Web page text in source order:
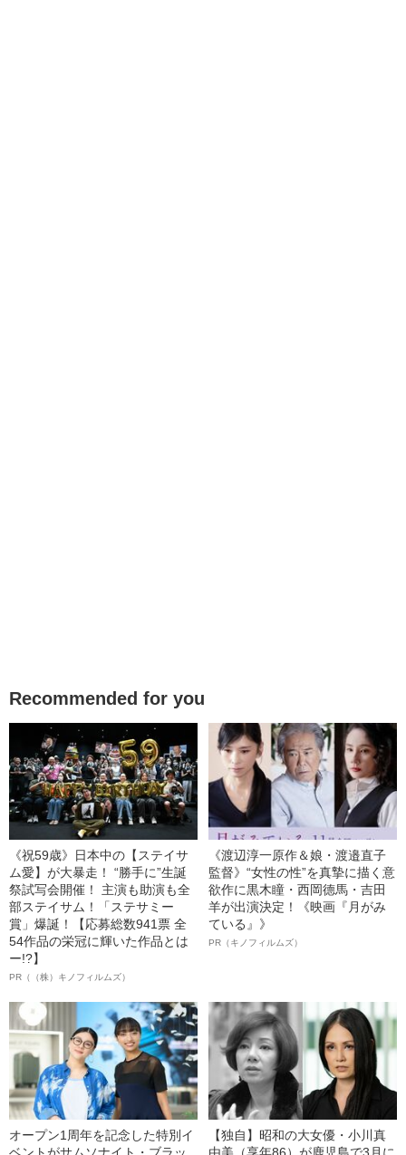
Recommended for you
《祝59歳》日本中の【ステイサ
ム愛】が大暴走！ “勝手に”生誕
祭試写会開催！ 主演も助演も全
部ステイサム！「ステサミー
賞」爆誕！【応募総数941票 全
54作品の栄冠に輝いた作品とは
ー!?】
PR（（株）キノフィルムズ）
《渡辺淳一原作＆娘・渡邉直子
監督》“女性の性”を真摯に描く意
欲作に黒木瞳・西岡德馬・吉田
羊が出演決定！《映画『月がみ
ている』》
PR（キノフィルムズ）
オープン1周年を記念した特別イ
【独自】昭和の大女優・小川真